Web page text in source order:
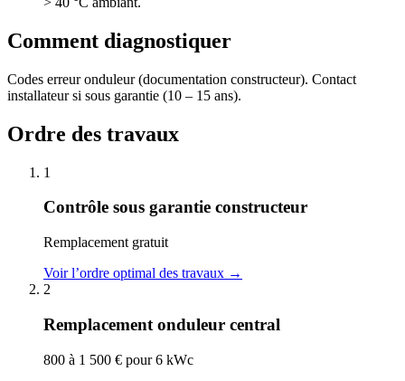
Comment diagnostiquer
Codes erreur onduleur (documentation constructeur). Contact
installateur si sous garantie (10 – 15 ans).
Ordre des travaux
1
Contrôle sous garantie constructeur
Remplacement gratuit
Voir l’ordre optimal des travaux →
2
Remplacement onduleur central
800 à 1 500 € pour 6 kWc